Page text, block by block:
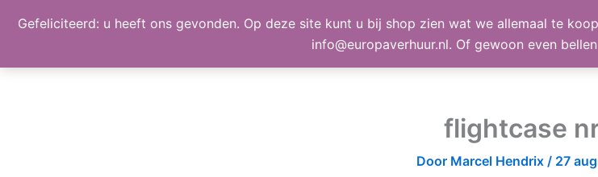
Gefeliciteerd: u heeft ons gevonden. Op deze site kunt u bij shop zien wat we allemaal te
info@europaverhuur.nl. Of gewoon even
naar
inhoud
BEELD, GELUID, LICHT TE KOOP
flightcase
Door Marcel Hendrix / 27